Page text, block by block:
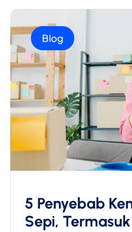
Blog
5 Penyebab
Sepi,